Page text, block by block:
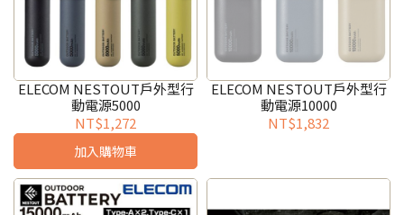
ELECOM NESTOUT戶外型行
動電源5000
NT$1,272
加入購物車
ELECOM NESTOUT戶外型行
動電源10000
NT$1,832